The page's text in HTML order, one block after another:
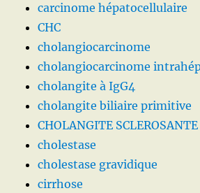
carcinome hépatocellulaire
CHC
cholangiocarcinome
cholangiocarcinome
cholangite à IgG4
cholangite biliaire primitive
CHOLANGITE SCLEROSANTE
cholestase
cholestase gravidique
cirrhose